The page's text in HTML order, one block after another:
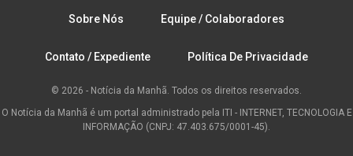
Sobre Nós Equipe / Colaboradores
Contato / Expediente Política De Privacidade
© 2026 - Notícia da Manhã. Todos os direitos reservados.
O Notícia da Manhã é um portal administrado pela ITI - INTERNET, TECNOLOGIA E
INFORMAÇÃO (CNPJ: 47.403.675/0001-45).